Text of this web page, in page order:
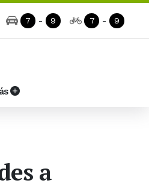
7 - 9 7 - 9
a